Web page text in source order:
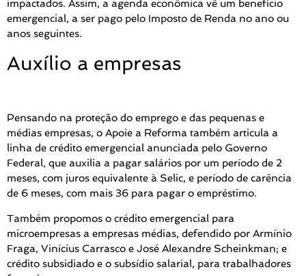
impactados. Assim, a agenda econômica vê um benefício
emergencial, a ser pago pelo Imposto de Renda no ano ou
anos seguintes.
Auxílio a empresas
Pensando na proteção do emprego e das pequenas e
médias empresas, o Apoie a Reforma também articula a
linha de crédito emergencial anunciada pelo Governo
Federal, que auxilia a pagar salários por um período de 2
meses, com juros equivalente à Selic, e período de carência
de 6 meses, com mais 36 para pagar o empréstimo.
Também propomos o crédito emergencial para
microempresas a empresas médias, defendido por Armínio
Fraga, Vinícius Carrasco e José Alexandre Scheinkman; e
crédito subsidiado e o subsídio salarial, para trabalhadores